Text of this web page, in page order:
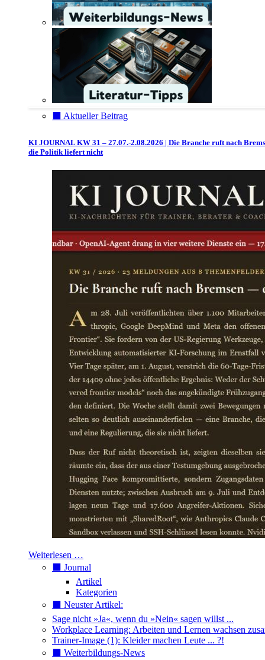
⬛️ Aktueller Beitrag
KI JOURNAL KW 31 – 27.07.-2.08.2026 | Die Branche ruft nach
die Politik liefert nicht
Weiterlesen …
⬛️ Journal
Artikel
Kategorien
⬛️ Neuster Artikel:
Sage nicht »Ja«, wenn du »Nein« sagen willst ...
Workplace Learning: Arbeiten und Lernen wachsen
Trainer-Image (1): Kleider machen Leute ... ?!
⬛️ Weiterbildungs-News